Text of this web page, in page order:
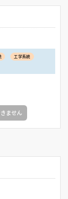
工学系統
ません